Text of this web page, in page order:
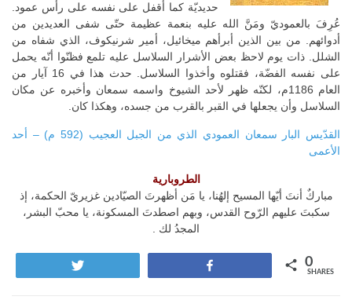
حديديّة كما أقفل على نفسه على رأس عمود.
عُرِفَ بالعموديّ ومَنَّ الله عليه بنعمة عظيمة حتّى شفى العديدين من
أدوائهم. من بين الذين أبرأهم ميخائيل، أمير شرنيكوف، الذي شفاه من
الشلل. ذات يوم لاحظ بعض الأشرار السلاسل عليه تلمع فظنّوا أنّه يحمل
على نفسه الفضّة، فقتلوه وأخذوا السلاسل. حدث هذا في 16 آيار من
العام 1186م، لكنّه ظهر لأحد الشيوخ واسمه سمعان وأخبره عن مكان
السلاسل وأن يجعلها في القبر بالقرب من جسده، وهكذا كان.
القدّيس البار سمعان العمودي الذي من الجبل العجيب (592 م) – أحد
الأعمى
الطروبارية
مباركٌ أنتَ أيّها المسيح إلهُنا، يا مَن أظهرتَ الصيّادين غزيريّ الحكمة، إذ
سكبتَ عليهم الرّوح القدس، وبهم اصطدتَ المسكونة، يا محبّ البشر،
المجدُ لك .
0
SHARES